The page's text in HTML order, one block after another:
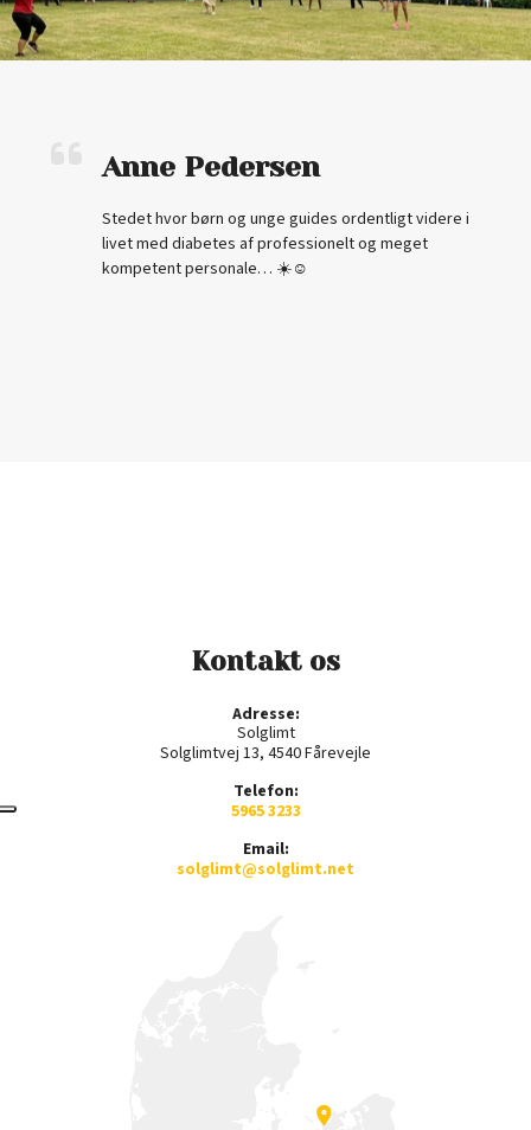
Anne Pedersen
Stedet hvor børn og unge guides ordentligt videre i
livet med diabetes af professionelt og meget
kompetent personale… ☀️☺️
Kontakt os
Adresse:
Solglimt
Solglimtvej 13, 4540 Fårevejle
Telefon:
5965 3233
Email:
solglimt@solglimt.net